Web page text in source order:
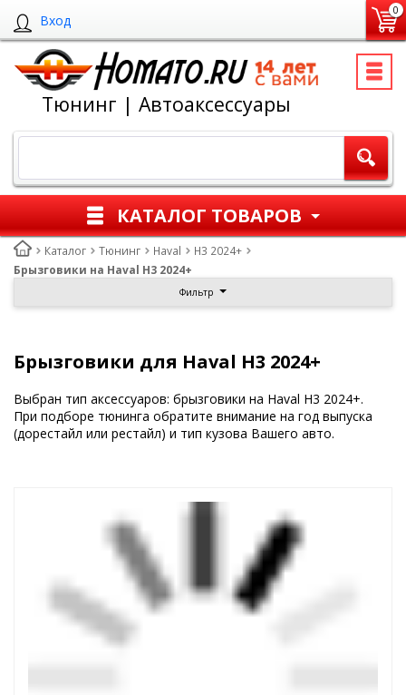
Вход
0
Тюнинг | Автоаксессуары
КАТАЛОГ ТОВАРОВ
Каталог Тюнинг Haval
H3 2024+
Брызговики на Haval H3 2024+
Фильтр
Брызговики для Haval H3 2024+
Выбран тип аксессуаров: брызговики на Haval H3 2024+.
При подборе тюнинга обратите внимание на год выпуска
(дорестайл или рестайл) и тип кузова Вашего авто.